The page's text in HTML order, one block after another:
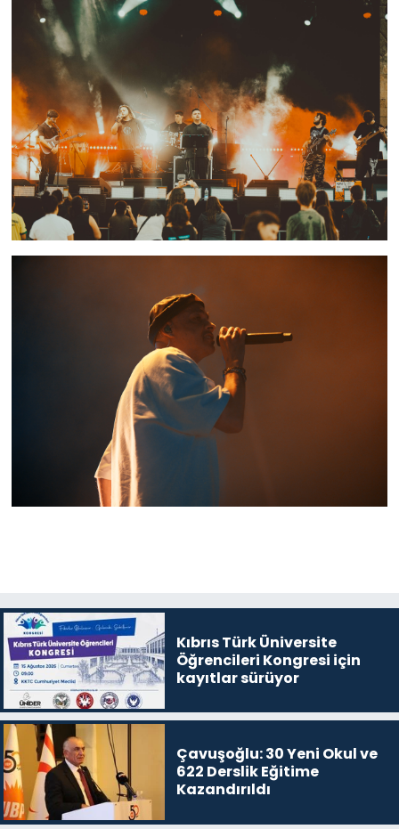
Kıbrıs Türk Üniversite
Öğrencileri Kongresi için
kayıtlar sürüyor
Çavuşoğlu: 30 Yeni Okul ve
622 Derslik Eğitime
Kazandırıldı